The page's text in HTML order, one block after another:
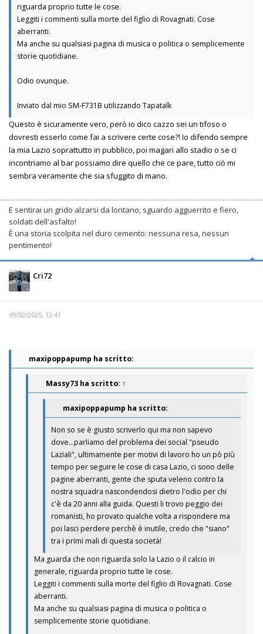
riguarda proprio tutte le cose.
Leggiti i commenti sulla morte del figlio di Rovagnati. Cose
aberranti.
Ma anche su qualsiasi pagina di musica o politica o semplicemente
storie quotidiane.
Odio ovunque.
Inviato dal mio SM-F731B utilizzando Tapatalk
Questo è sicuramente vero, però io dico cazzo sei un tifoso o
dovresti esserlo come fai a scrivere certe cose?! Io difendo sempre
la mia Lazio soprattutto in pubblico, poi magari allo stadio o se ci
incontriamo al bar possiamo dire quello che ce pare, tutto ciò mi
sembra veramente che sia sfuggito di mano.
E sentirai un grido alzarsi da lontano, sguardo agguerrito e fiero,
soldati dell'asfalto!
È una storia scolpita nel duro cemento: nessuna resa, nessun
pentimento!
Cri72
09/02/2025, 12:41
maxipoppapump ha scritto:
Massy73 ha scritto: ↑
maxipoppapump ha scritto:
Non so se è giusto scriverlo qui ma non sapevo
dove...parliamo del problema dei social "pseudo
Laziali", ultimamente per motivi di lavoro ho un pò più
tempo per seguire le cose di casa Lazio, ci sono delle
pagine aberranti, gente che sputa veleno contro la
nostra squadra nascondendosi dietro l'odio per chi
c'è da 20 anni alla guida. Questi li trovo peggio dei
romanisti, ho provato qualche volta a rispondere ma
poi lasci perdere perchè è inutile, credo che "siano"
tra i primi mali di questa società!
Ma guarda che non riguarda solo la Lazio o il calcio in
generale, riguarda proprio tutte le cose.
Leggiti i commenti sulla morte del figlio di Rovagnati. Cose
aberranti.
Ma anche su qualsiasi pagina di musica o politica o
semplicemente storie quotidiane.